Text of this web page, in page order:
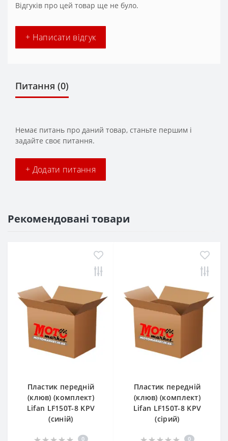
Відгуків про цей товар ще не було.
+ Написати відгук
Питання (0)
Немає питань про даний товар, станьте першим і
задайте своє питання.
+ Додати питання
Рекомендовані товари
Пластик передній
(клюв) (комплект)
Lifan LF150T-8 KPV
(синій)
0
Пластик передній
(клюв) (комплект)
Lifan LF150T-8 KPV
(сірий)
0